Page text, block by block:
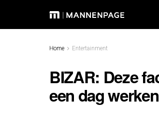
Home Entertainment
BIZAR: Deze
een dag